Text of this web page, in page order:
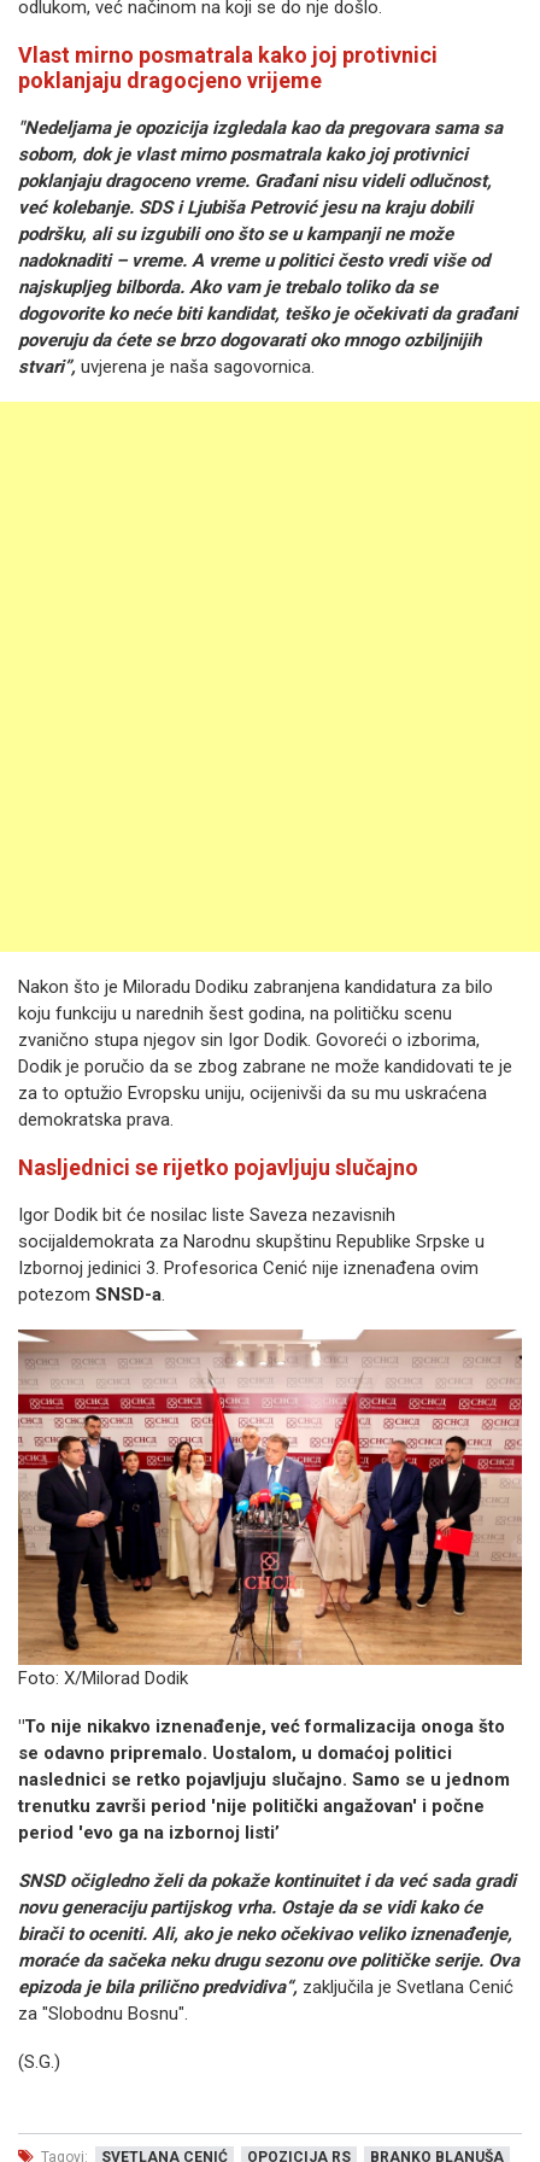
odlukom, već načinom na koji se do nje došlo.
Vlast mirno posmatrala kako joj protivnici
poklanjaju dragocjeno vrijeme
"Nedeljama je opozicija izgledala kao da pregovara sama sa
sobom, dok je vlast mirno posmatrala kako joj protivnici
poklanjaju dragoceno vreme. Građani nisu videli odlučnost,
već kolebanje. SDS i Ljubiša Petrović jesu na kraju dobili
podršku, ali su izgubili ono što se u kampanji ne može
nadoknaditi – vreme. A vreme u politici često vredi više od
najskupljeg bilborda. Ako vam je trebalo toliko da se
dogovorite ko neće biti kandidat, teško je očekivati da građani
poveruju da ćete se brzo dogovarati oko mnogo ozbiljnijih
stvari”, uvjerena je naša sagovornica.
Nakon što je Miloradu Dodiku zabranjena kandidatura za bilo
koju funkciju u narednih šest godina, na političku scenu
zvanično stupa njegov sin Igor Dodik. Govoreći o izborima,
Dodik je poručio da se zbog zabrane ne može kandidovati te je
za to optužio Evropsku uniju, ocijenivši da su mu uskraćena
demokratska prava.
Nasljednici se rijetko pojavljuju slučajno
Igor Dodik bit će nosilac liste Saveza nezavisnih
socijaldemokrata za Narodnu skupštinu Republike Srpske u
Izbornoj jedinici 3. Profesorica Cenić nije iznenađena ovim
potezom SNSD-a
Foto: X/Milorad Dodik
"To nije nikakvo iznenađenje, već formalizacija onoga što
se odavno pripremalo. Uostalom, u domaćoj politici
naslednici se retko pojavljuju slučajno. Samo se u jednom
trenutku završi period 'nije politički angažovan' i počne
period 'evo ga na izbornoj listi’
SNSD očigledno želi da pokaže kontinuitet i da već sada gradi
novu generaciju partijskog vrha. Ostaje da se vidi kako će
birači to oceniti. Ali, ako je neko očekivao veliko iznenađenje,
moraće da sačeka neku drugu sezonu ove političke serije. Ova
epizoda je bila prilično predvidiva“, zaključila je Svetlana Cenić
za "Slobodnu Bosnu".
(S.G.)
Tagovi: SVETLANA CENIĆ OPOZICIJA RS
BRANKO BLANUŠA